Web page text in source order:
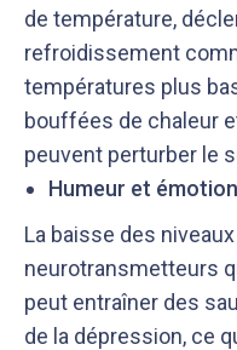
de température,
refroidissement
températures plus
bouffées de chaleur
peuvent perturber le
Humeur et
La baisse des
neurotransmetteurs
peut entraîner des
de la dépression, ce